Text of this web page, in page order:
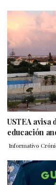
USTEA avisa
educación
Informativo